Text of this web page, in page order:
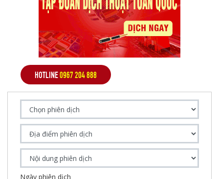
HOTLINE0967 204 888
Ngày phiên dịch